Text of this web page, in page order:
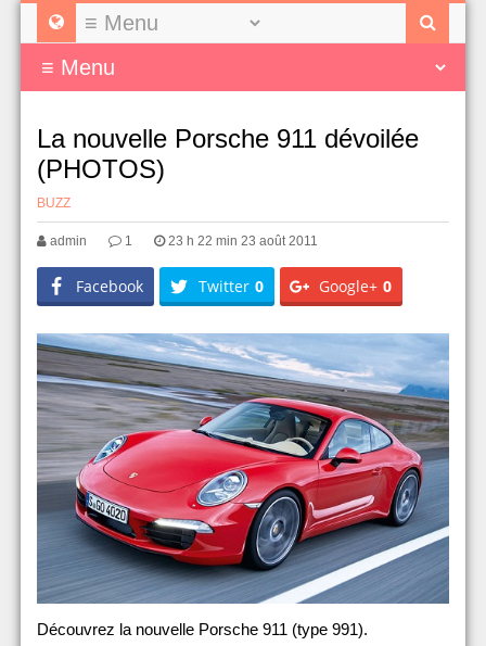
La nouvelle Porsche 911 dévoilée
(PHOTOS)
BUZZ
admin 1 23 h 22 min 23 août 2011
Facebook Twitter 0 Google+ 0
Découvrez la nouvelle Porsche 911 (type 991).